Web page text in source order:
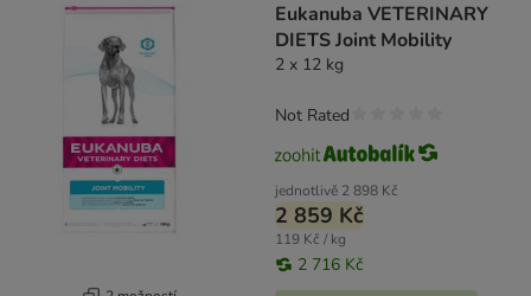
Eukanuba VETERINARY
DIETS Joint Mobility
2 x 12 kg
jednotlivě 2 898 Kč
2 859 Kč
119 Kč / kg
2 716 Kč
Not Rated